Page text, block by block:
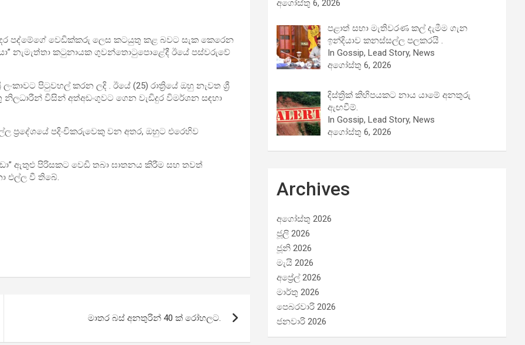
පද්මේගේ වෙඩික්කරු ලෙස කටයුතු කළ බවට සැක කෙරෙන
නැමැත්තා කටුනායක ගුවන්තොටුපොළේදී ඊයේ පස්වරුවේ
පිටුවහල් කරන ලදි . ඊයේ (25) රාත්‍රියේ ඔහු නැවත ශ්‍රී
නිලධාරීන් විසින් අත්අඩංගුවට ගෙන වැඩිදුර විමර්ශන සඳහා
ප්‍රදේශයේ පදිංචිකරුවෙකු වන අතර, ඔහුට එරෙහිව
ඇතුළු පිරිසකට වෙඩි තබා ඝාතනය කිරීම සහ තවත්
එල්ල වී තිබේ.
මාතර බස් අනතුරින් 40 ක් රෝහලට.
අගෝස්තු 6, 2026
පළාත් සභා මැතිවරණ කල් දැමීම ගැන
ඉන්දියාව කනස්සල්ල පලකරයි .
In Gossip, Lead Story, News
අගෝස්තු 6, 2026
දිස්ත්‍රික් කිහිපයකට නාය යාමේ අනතුරු
ඇඟවීම්.
In Gossip, Lead Story, News
අගෝස්තු 6, 2026
Archives
අගෝස්තු 2026
ජූලි 2026
ජූනි 2026
මැයි 2026
අප්‍රේල් 2026
මාර්තු 2026
පෙබරවාරි 2026
ජනවාරි 2026